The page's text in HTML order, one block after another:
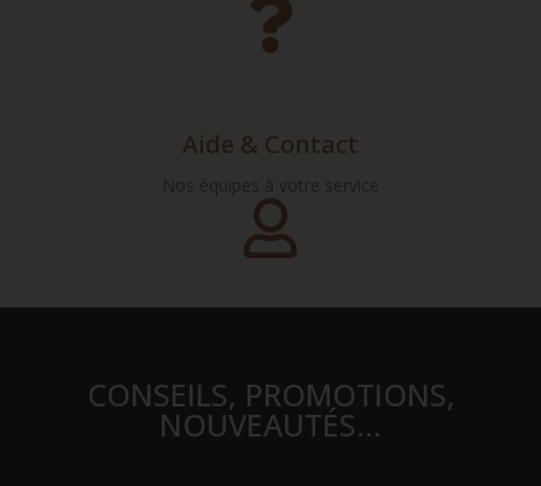
Aide & Contact
CONSEILS, PROMOTIONS,
NOUVEAUTÉS…